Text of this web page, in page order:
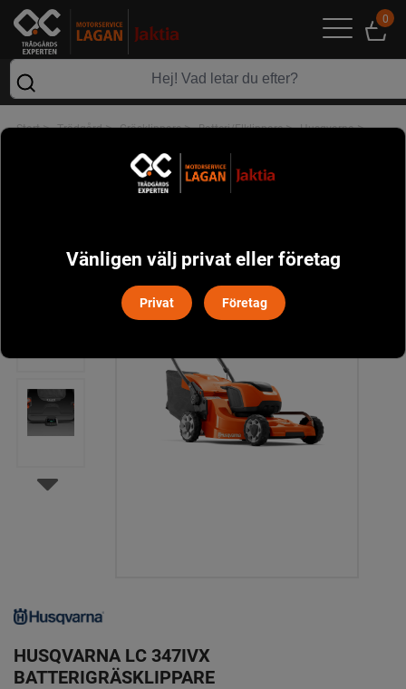
0
Start> Trädgård> Gräsklippare> Batteri/Elklippare> Husqvarna>
HUSQVARNA LC 347IVX
BATTERIGRÄSKLIPPARE
Vänligen välj privat eller företag
Privat Företag